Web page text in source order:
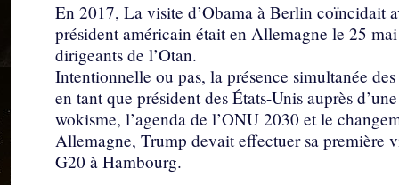
En 2017, La visite d’Obama à Berlin coïncidait
président américain était en Allemagne le 25
dirigeants de l’Otan.
Intentionnelle ou pas, la présence simultanée
en tant que président des États-Unis auprès
wokisme, l’agenda de l’ONU 2030 et le
Allemagne, Trump devait effectuer sa première
G20 à Hambourg.